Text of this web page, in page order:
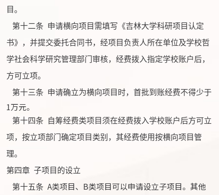
目。
第十二条 申请横向项目需填写《吉林大学科研项目认定
书》，并提交委托合同书，经项目负责人所在单位及学校哲
学社会科学研究管理部门审核，经费拨入指定学校账户后，
方可立项。
第十三条 申请确立为横向项目时，首批到账经费不得少于
1万元。
第十四条
自筹经费类项目须在经费拨入学校账户后方可立
项，按立项部门确定项目类别，其经费使用按横向项目管
理。
第四章 子项目的设立
第十五条 A类项目、B类项目可以申请设立子项目。其他